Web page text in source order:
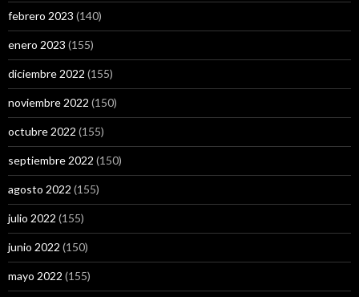
febrero 2023 (140)
enero 2023 (155)
diciembre 2022 (155)
noviembre 2022 (150)
octubre 2022 (155)
septiembre 2022 (150)
agosto 2022 (155)
julio 2022 (155)
junio 2022 (150)
mayo 2022 (155)